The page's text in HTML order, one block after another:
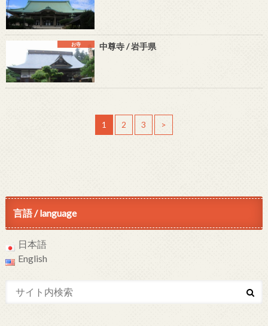
お寺 中尊寺 / 岩手県
1 2 3 >
言語 / language
日本語
English